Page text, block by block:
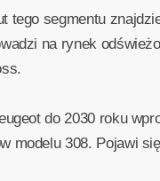
tego segmentu
na rynek
do 2030 roku
modelu 308. Pojawi